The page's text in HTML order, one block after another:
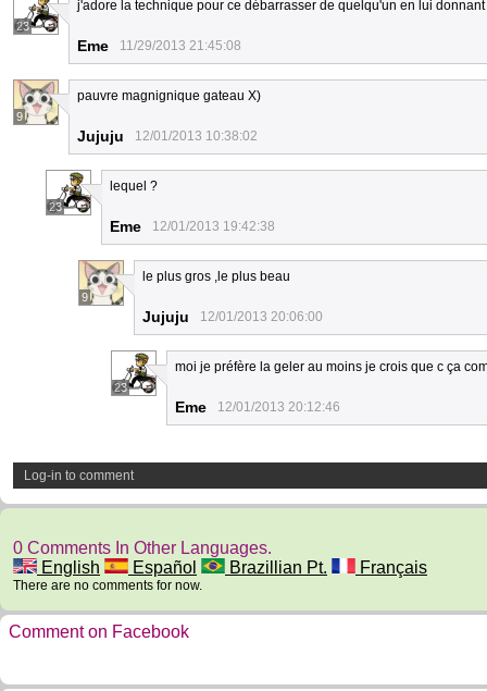
23
j'adore la technique pour ce débarrasser de quelqu'un en lui
Eme 11/29/2013 21:45:08
9
pauvre magnignique gateau X)
Jujuju 12/01/2013 10:38:02
23
lequel ?
Eme 12/01/2013 19:42:38
9
le plus gros ,le plus beau
Jujuju 12/01/2013 20:06:00
23
moi je préfère la geler au moins je crois que c ça
Eme 12/01/2013 20:12:46
Log-in to comment
0 Comments In Other Languages.
English
Español Brazillian Pt. Français
There are no comments for now.
Comment on Facebook